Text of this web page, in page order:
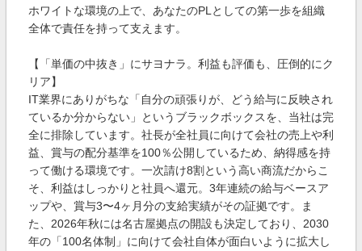
ホワイトな環境の上で、あなたのPLとしての第一歩を組織
全体で責任を持って支えます。
【「単価の中抜き」にサヨナラ。利益も評価も、圧倒的にク
リア】
IT業界にありがちな「自分の頑張りが、どう給与に反映され
ているか分からない」というブラックボックスを、当社は完
全に排除しています。社長が全社員に向けて会社の売上や利
益、賞与の配分基準を100％公開しているため、納得感を持
って働ける環境です。一次請け8割という高い商流だからこ
そ、利益はしっかりと社員へ還元。3年連続の給与ベースア
ップや、賞与3〜4ヶ月分の支給実績がその証拠です。ま
た、2026年秋には名古屋拠点の開設も決定しており、2030
年の「100名体制」に向けて会社自体が面白いように拡大し